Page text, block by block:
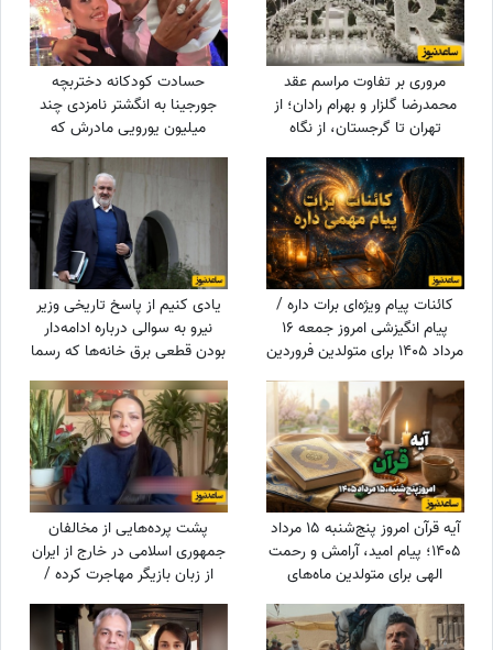
مروری بر تفاوت مراسم عقد
محمدرضا گلزار و بهرام رادان؛ از
تهران تا گرجستان، از نگاه
عاشقانه رادان به مینا تا نگاه رو
به آسمان گلزار هنگام خطبه عقد
+ عکس
حسادت کودکانه دختربچه
جورجینا به انگشتر نامزدی چند
میلیون یورویی مادرش که
رونالدو به او هدیه داده بود!
کائنات پیام ویژه‌ای برات داره /
پیام انگیزشی امروز جمعه 16
مرداد 1405 برای متولدین فروردین
تا اسفند: امروز زمان درخشیدن
توست + ویدئو
یادی کنیم از پاسخ تاریخی وزیر
نیرو به سوالی درباره ادامه‌دار
بودن قطعی برق خانه‌ها که رسما
بازی با اعصاب مردم بود!
آیه قرآن امروز پنج‌شنبه 15 مرداد
1405؛ پیام امید، آرامش و رحمت
الهی برای متولدین ماه‌های
مختلف
پشت پرده‌هایی از مخالفان
جمهوری اسلامی در خارج از ایران
از زبان بازیگر مهاجرت کرده /
حامیان جمهوری اسلامی جان
خود را هم می‌دهند